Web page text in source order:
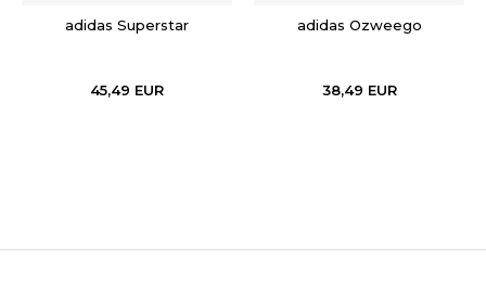
adidas Superstar
45,49 EUR
adidas Ozweego
38,49 EUR